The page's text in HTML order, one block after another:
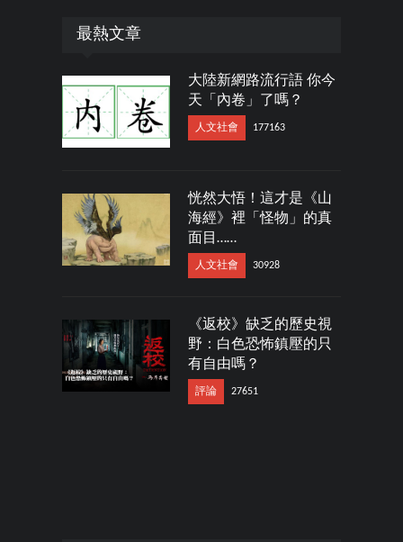
最熱文章
大陸新網路流行語 你今
天「內卷」了嗎？
人文社會 177163
恍然大悟！這才是《山
海經》裡「怪物」的真
面目……
人文社會 30928
《返校》缺乏的歷史視
野：白色恐怖鎮壓的只
有自由嗎？
評論 27651